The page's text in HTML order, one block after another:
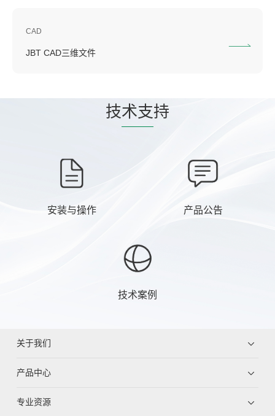
CAD
JBT CAD三维文件
技术支持
安装与操作 产品公告
技术案例
关于我们
产品中心
专业资源